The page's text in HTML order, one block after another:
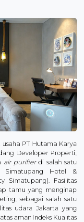
PT Hutama Karya
Developer Properti,
air purifierdi salah satu
Simatupang Hotel &
Simatupang). Fasilitas
tamu yang menginap
sebagai salah satu
udara Jakarta yang
aman Indeks Kualitas